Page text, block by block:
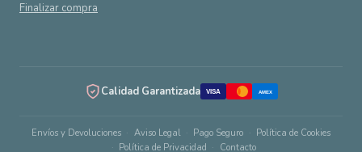
Finalizar compra
Calidad Garantizada VISA AMEX
Envíos y Devoluciones Aviso Legal Pago Seguro
Política de Cookies
Política de Privacidad
Contacto